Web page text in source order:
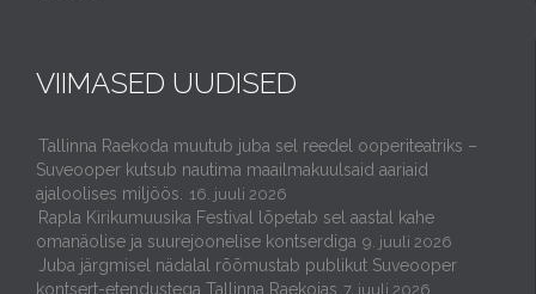
VIIMASED UUDISED
Tallinna Raekoda muutub juba sel reedel ooperiteatriks –
Suveooper kutsub nautima maailmakuulsaid aariaid
ajaloolises miljöös.
16. juuli 2026
Rapla Kirikumuusika Festival lõpetab sel aastal kahe
omanäolise ja suurejoonelise kontserdiga 9. juuli 2026
Juba järgmisel nädalal rõõmustab publikut Suveooper
kontsert-etendustega Tallinna Raekojas 7. juuli 2026